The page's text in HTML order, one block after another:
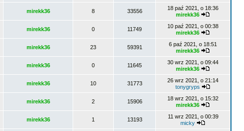
mirekk36 8 33556
18 paź 2021, o 18:36
mirekk36
mirekk36 0 11749
10 paź 2021, o 00:38
mirekk36
mirekk36 23 59391
6 paź 2021, o 18:51
mirekk36
mirekk36 0 11645
30 wrz 2021, o 09:44
mirekk36
mirekk36 10 31773
26 wrz 2021, o 21:14
tonygryps
mirekk36 2 15906
18 wrz 2021, o 15:32
mirekk36
mirekk36 1 13193
11 wrz 2021, o 00:39
micky